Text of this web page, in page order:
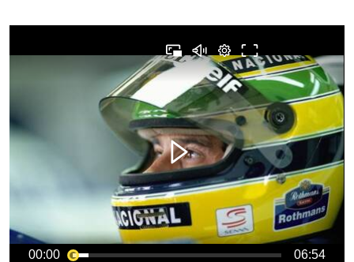
00:00 06:54